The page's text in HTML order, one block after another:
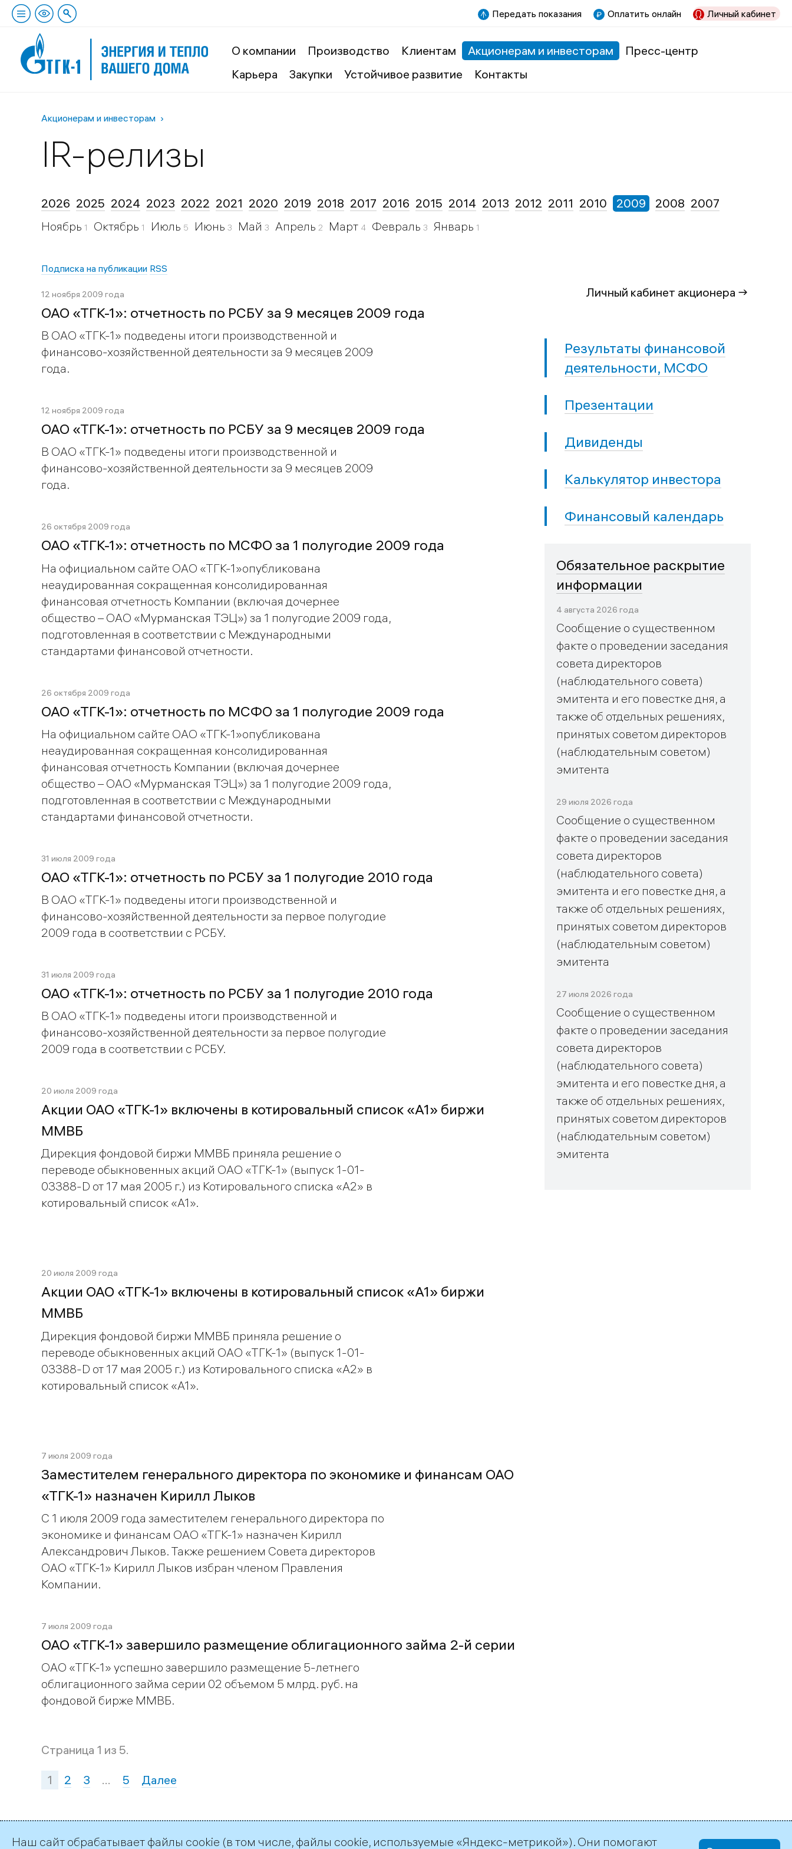
Передать показания Оплатить онлайн Личный кабинет
О компании Производство Клиентам Акционерам и инвесторам
Пресс-центр
Карьера
Закупки Устойчивое развитие Контакты
Акционерам и инвесторам
IR-релизы
2026 2025 2024 2023 2022 2021 2020 2019 2018 2017 2016 2015 2014 2013 2012 2011 2010
2009
Ноябрь 1 Октябрь 1 Июль 5 Июнь 3 Май 3 Апрель 2 Март 4 Февраль 3 Январь 1
2008 2007
Подписка на публикации RSS
12 ноября 2009 года
ОАО «ТГК-1»: отчетность по РСБУ за 9 месяцев 2009 года
В ОАО «ТГК-1» подведены итоги производственной и
финансово-хозяйственной деятельности за 9 месяцев 2009
года.
12 ноября 2009 года
ОАО «ТГК-1»: отчетность по РСБУ за 9 месяцев 2009 года
В ОАО «ТГК-1» подведены итоги производственной и
финансово-хозяйственной деятельности за 9 месяцев 2009
года.
26 октября 2009 года
ОАО «ТГК-1»: отчетность по МСФО за 1 полугодие 2009 года
На официальном сайте ОАО «ТГК-1»опубликована
неаудированная сокращенная консолидированная
финансовая отчетность Компании (включая дочернее
общество – ОАО «Мурманская ТЭЦ») за 1 полугодие 2009 года,
подготовленная в соответствии с Международными
стандартами финансовой отчетности.
26 октября 2009 года
ОАО «ТГК-1»: отчетность по МСФО за 1 полугодие 2009 года
На официальном сайте ОАО «ТГК-1»опубликована
неаудированная сокращенная консолидированная
финансовая отчетность Компании (включая дочернее
общество – ОАО «Мурманская ТЭЦ») за 1 полугодие 2009 года,
подготовленная в соответствии с Международными
стандартами финансовой отчетности.
31 июля 2009 года
ОАО «ТГК-1»: отчетность по РСБУ за 1 полугодие 2010 года
В ОАО «ТГК-1» подведены итоги производственной и
финансово-хозяйственной деятельности за первое полугодие
2009 года в соответствии с РСБУ.
31 июля 2009 года
ОАО «ТГК-1»: отчетность по РСБУ за 1 полугодие 2010 года
В ОАО «ТГК-1» подведены итоги производственной и
финансово-хозяйственной деятельности за первое полугодие
2009 года в соответствии с РСБУ.
20 июля 2009 года
Акции ОАО «ТГК-1» включены в котировальный список «A1» биржи
ММВБ
Дирекция фондовой биржи ММВБ приняла решение о
переводе обыкновенных акций ОАО «ТГК-1» (выпуск 1-01-
03388-D от 17 мая 2005 г.) из Котировального списка «A2» в
котировальный список «A1».
20 июля 2009 года
Акции ОАО «ТГК-1» включены в котировальный список «A1» биржи
ММВБ
Дирекция фондовой биржи ММВБ приняла решение о
переводе обыкновенных акций ОАО «ТГК-1» (выпуск 1-01-
03388-D от 17 мая 2005 г.) из Котировального списка «A2» в
котировальный список «A1».
7 июля 2009 года
Заместителем генерального директора по экономике и финансам ОАО
«ТГК-1» назначен Кирилл Лыков
С 1 июля 2009 года заместителем генерального директора по
экономике и финансам ОАО «ТГК-1» назначен Кирилл
Александрович Лыков. Также решением Совета директоров
ОАО «ТГК-1» Кирилл Лыков избран членом Правления
Компании.
7 июля 2009 года
ОАО «ТГК-1» завершило размещение облигационного займа 2-й серии
ОАО «ТГК-1» успешно завершило размещение 5-летнего
облигационного займа серии 02 объемом 5 млрд. руб. на
фондовой бирже ММВБ.
Страница 1 из 5.
1 2 3 … 5 Далее
Личный кабинет акционера →
Результаты финансовой
деятельности, МСФО
Презентации
Дивиденды
Калькулятор инвестора
Финансовый календарь
Обязательное раскрытие
информации
4 августа 2026 года
Сообщение о существенном
факте о проведении заседания
совета директоров
(наблюдательного совета)
эмитента и его повестке дня, а
также об отдельных решениях,
принятых советом директоров
(наблюдательным советом)
эмитента
29 июля 2026 года
Сообщение о существенном
факте о проведении заседания
совета директоров
(наблюдательного совета)
эмитента и его повестке дня, а
также об отдельных решениях,
принятых советом директоров
(наблюдательным советом)
эмитента
27 июля 2026 года
Сообщение о существенном
факте о проведении заседания
совета директоров
(наблюдательного совета)
эмитента и его повестке дня, а
также об отдельных решениях,
принятых советом директоров
(наблюдательным советом)
эмитента
Наш сайт обрабатывает файлы cookie (в том числе, файлы cookie, используемые «Яндекс-метрикой»). Они помогают